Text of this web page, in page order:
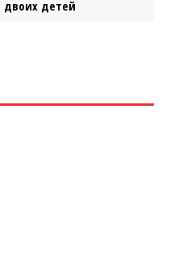
двоих детей